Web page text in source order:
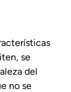
se
del
no se